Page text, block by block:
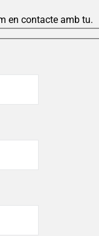
en contacte amb tu.